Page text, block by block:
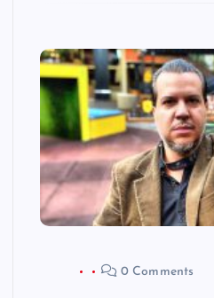
0 Comments